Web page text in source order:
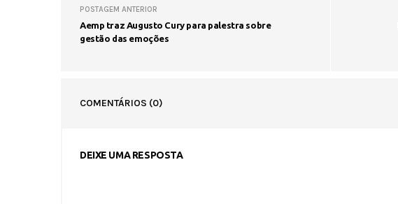
POSTAGEM ANTERIOR
Aemp traz Augusto Cury para palestra sobre
gestão das emoções
COMENTÁRIOS (0)
DEIXE UMA RESPOSTA